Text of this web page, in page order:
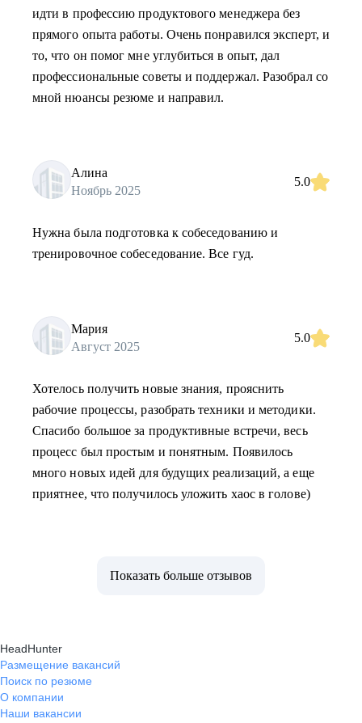
идти в профессию продуктового менеджера без
прямого опыта работы. Очень понравился эксперт, и
то, что он помог мне углубиться в опыт, дал
профессиональные советы и поддержал. Разобрал со
мной нюансы резюме и направил.
Алина
Ноябрь 2025
5.0
Нужна была подготовка к собеседованию и
тренировочное собеседование. Все гуд.
Мария
Август 2025
5.0
Хотелось получить новые знания, прояснить
рабочие процессы, разобрать техники и методики.
Спасибо большое за продуктивные встречи, весь
процесс был простым и понятным. Появилось
много новых идей для будущих реализаций, а еще
приятнее, что получилось уложить хаос в голове)
Показать больше отзывов
HeadHunter
Размещение вакансий
Поиск по резюме
О компании
Наши вакансии